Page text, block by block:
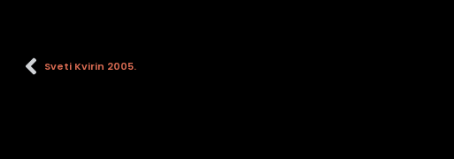
Sveti Kvirin 2005.